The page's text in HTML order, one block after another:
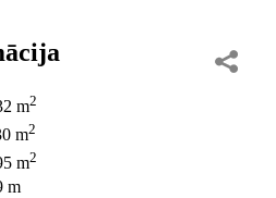
m2
m2
m2
m